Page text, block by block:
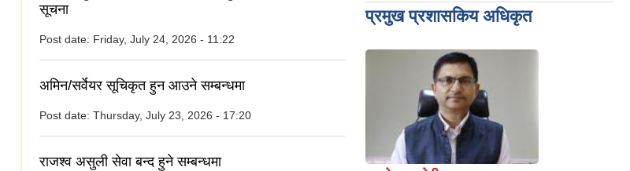
सूचना
Post date: Friday, July 24, 2026 - 11:22
अमिन/सर्वेयर सूचिकृत हुन आउने सम्बन्धमा
Post date: Thursday, July 23, 2026 - 17:20
राजश्व असुली सेवा बन्द हुने सम्बन्धमा
प्रमुख प्रशासकिय अधिकृत